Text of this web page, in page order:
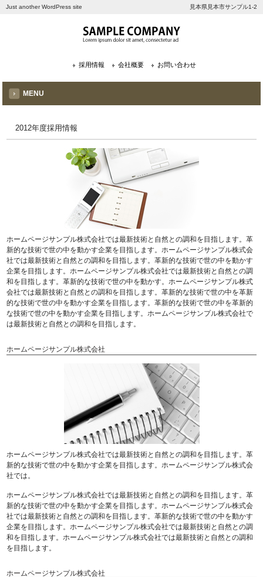
Just another WordPress site 見本県見本市サンプル1-2
採用情報 会社概要 お問い合わせ
MENU
2012年度採用情報
ホームページサンプル株式会社では最新技術と自然との調和を目指します。革
新的な技術で世の中を動かす企業を目指します。ホームページサンプル株式会
社では最新技術と自然との調和を目指します。革新的な技術で世の中を動かす
企業を目指します。ホームページサンプル株式会社では最新技術と自然との調
和を目指します。革新的な技術で世の中を動かす。ホームページサンプル株式
会社では最新技術と自然との調和を目指します。革新的な技術で世の中を革新
的な技術で世の中を動かす企業を目指します。革新的な技術で世の中を革新的
な技術で世の中を動かす企業を目指します。ホームページサンプル株式会社で
は最新技術と自然との調和を目指します。
ホームページサンプル株式会社
ホームページサンプル株式会社では最新技術と自然との調和を目指します。革
新的な技術で世の中を動かす企業を目指します。ホームページサンプル株式会
社では。
ホームページサンプル株式会社では最新技術と自然との調和を目指します。革
新的な技術で世の中を動かす企業を目指します。ホームページサンプル株式会
社では最新技術と自然との調和を目指します。革新的な技術で世の中を動かす
企業を目指します。ホームページサンプル株式会社では最新技術と自然との調
和を目指します。ホームページサンプル株式会社では最新技術と自然との調和
を目指します。
ホームページサンプル株式会社